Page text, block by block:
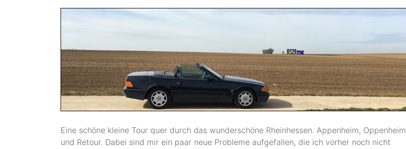
Eine schöne kleine Tour quer durch das wunderschöne Rheinhessen. Appenheim, Oppenheim
und Retour. Dabei sind mir ein paar neue Probleme aufgefallen, die ich vorher noch nicht